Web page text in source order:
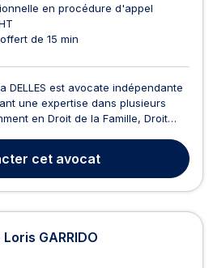
en procédure d'appel
de 15 min
DELLES est avocate indépendante
une expertise dans plusieurs
en Droit de la Famille, Droit
Maître DELLES accompagne
de divorce, de ...
cet avocat
GARRIDO